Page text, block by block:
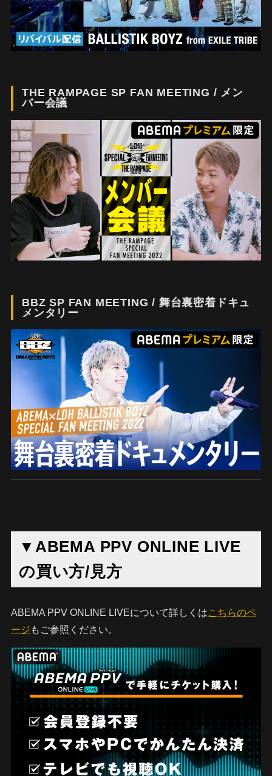
THE RAMPAGE SP FAN MEETING / メン
バー会議
BBZ SP FAN MEETING / 舞台裏密着ドキュ
メンタリー
▼ABEMA PPV ONLINE LIVE
の買い方/見方
ABEMA PPV ONLINE LIVEについて詳しくはこちらのペ
ージ もご参照ください。